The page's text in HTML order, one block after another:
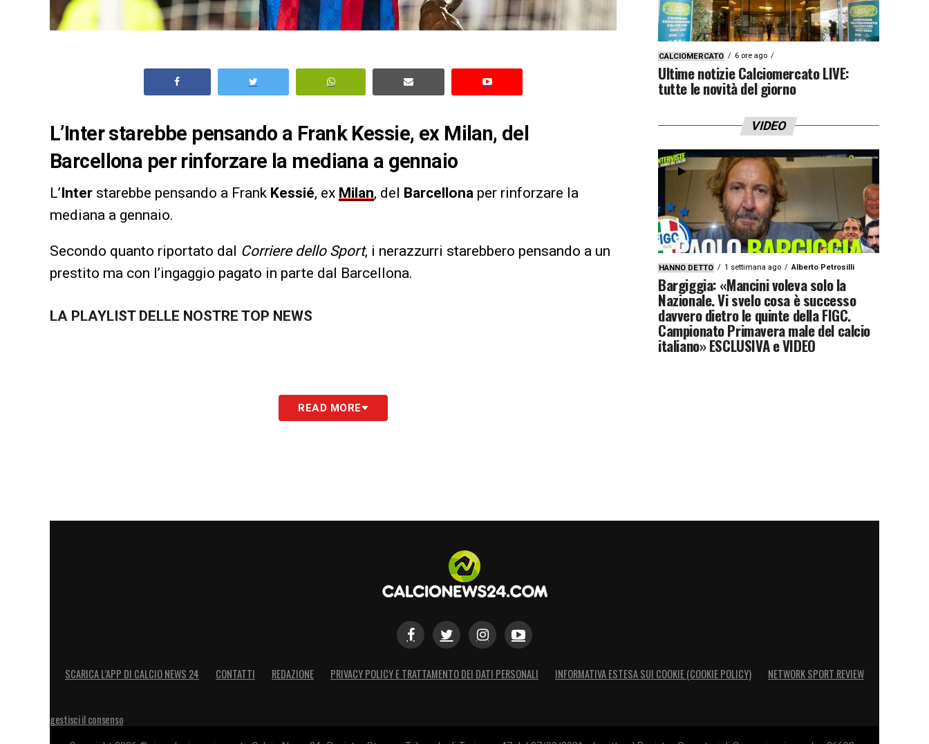
L’Inter starebbe pensando a Frank Kessie, ex Milan, del
Barcellona per rinforzare la mediana a gennaio
L’Inter starebbe pensando a Frank Kessié, ex Milan, del Barcellona per rinforzare la
mediana a gennaio.
Secondo quanto riportato dal Corriere dello Sport, i nerazzurri starebbero pensando a un
prestito ma con l’ingaggio pagato in parte dal Barcellona.
LA PLAYLIST DELLE NOSTRE TOP NEWS
READ MORE
CALCIOMERCATO 6 ore ago
Ultime notizie Calciomercato LIVE:
tutte le novità del giorno
VIDEO
HANNO DETTO 1 settimana ago Alberto Petrosilli
Bargiggia: «Mancini voleva solo la
Nazionale. Vi svelo cosa è successo
davvero dietro le quinte della FIGC.
Campionato Primavera male del calcio
italiano» ESCLUSIVA e VIDEO
SCARICA L’APP DI CALCIO NEWS 24 CONTATTI REDAZIONE PRIVACY POLICY E TRATTAMENTO DEI DATI PERSONALI INFORMATIVA ESTESA SUI COOKIE (COOKIE POLICY) NETWORK SPORT REVIEW
gestisci il consenso